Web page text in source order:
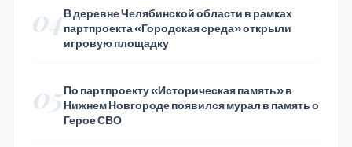
04В деревне Челябинской области в рамках
партпроекта «Городская среда» открыли
игровую площадку
05По партпроекту «Историческая память» в
Нижнем Новгороде появился мурал в память о
Герое СВО